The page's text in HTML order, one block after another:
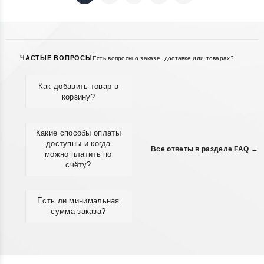
ЧАСТЫЕ ВОПРОСЫ Есть вопросы о заказе, доставке или товарах?
Как добавить товар в
корзину?
Какие способы оплаты
доступны и когда
можно платить по
счёту?
Есть ли минимальная
сумма заказа?
Все ответы в разделе FAQ →